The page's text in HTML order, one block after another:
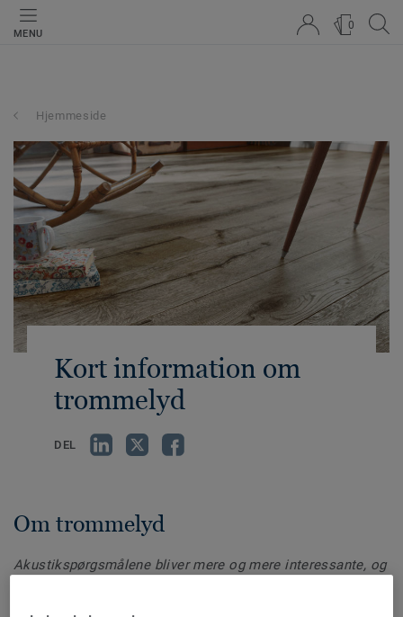
MENU
0
Hjemmeside
Kort information om
trommelyd
DEL
Om trommelyd
Akustikspørgsmålene bliver mere og mere interessante, og